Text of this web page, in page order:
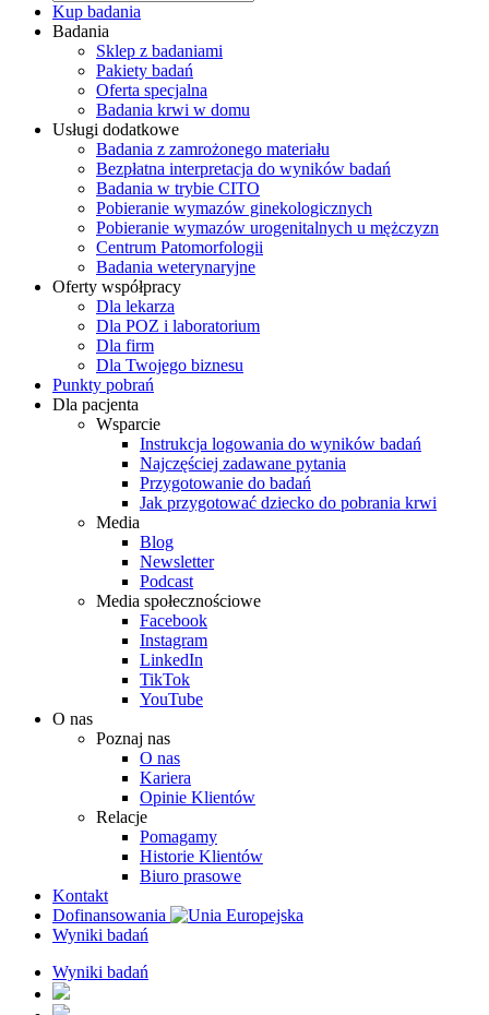
Kup badania
Badania
Sklep z badaniami
Pakiety badań
Oferta specjalna
Badania krwi w domu
Usługi dodatkowe
Badania z zamrożonego materiału
Bezpłatna interpretacja do wyników badań
Badania w trybie CITO
Pobieranie wymazów ginekologicznych
Pobieranie wymazów urogenitalnych u mężczyzn
Centrum Patomorfologii
Badania weterynaryjne
Oferty współpracy
Dla lekarza
Dla POZ i laboratorium
Dla firm
Dla Twojego biznesu
Punkty pobrań
Dla pacjenta
Wsparcie
Instrukcja logowania do wyników badań
Najczęściej zadawane pytania
Przygotowanie do badań
Jak przygotować dziecko do pobrania krwi
Media
Blog
Newsletter
Podcast
Media społecznościowe
Facebook
Instagram
LinkedIn
TikTok
YouTube
O nas
Poznaj nas
O nas
Kariera
Opinie Klientów
Relacje
Pomagamy
Historie Klientów
Biuro prasowe
Kontakt
Dofinansowania
Wyniki badań
Wyniki badań